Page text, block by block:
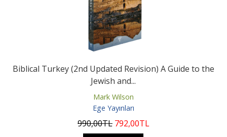
Biblical Turkey (2nd Updated Revision) A Guide to the
Jewish and...
Mark Wilson
Ege Yayınları
990,00TL 792,00TL